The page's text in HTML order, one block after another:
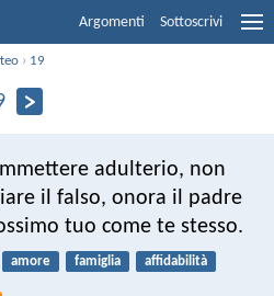
Argomenti Sottoscrivi
› 19
adulterio, non
il falso, onora il padre
tuo come te stesso.
amore famiglia
affidabilità